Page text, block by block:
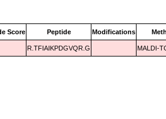
Score Peptide Modifications
R.TFIAIKPDGVQR.G MALDI-